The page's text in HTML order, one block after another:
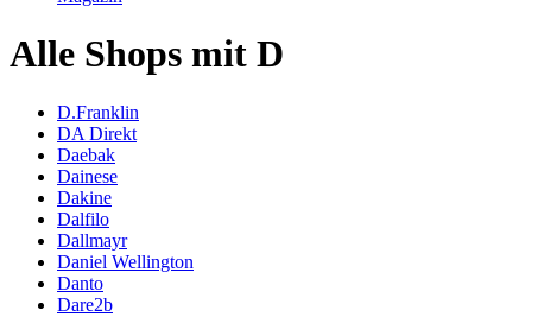
Alle Shops mit D
D.Franklin
DA Direkt
Daebak
Dainese
Dakine
Dalfilo
Dallmayr
Daniel Wellington
Danto
Dare2b